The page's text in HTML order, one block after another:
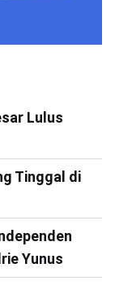
Lulus
Tinggal di
Yunus